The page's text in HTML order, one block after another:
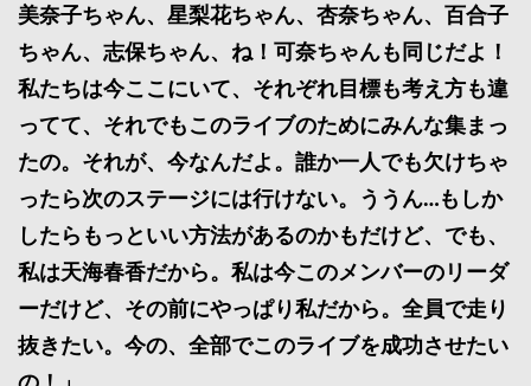
美奈子ちゃん、星梨花ちゃん、杏奈ちゃん、百合子
ちゃん、志保ちゃん、ね！可奈ちゃんも同じだよ！
私たちは今ここにいて、それぞれ目標も考え方も違
ってて、それでもこのライブのためにみんな集まっ
たの。それが、今なんだよ。誰か一人でも欠けちゃ
ったら次のステージには行けない。ううん…もしか
したらもっといい方法があるのかもだけど、でも、
私は天海春香だから。私は今このメンバーのリーダ
ーだけど、その前にやっぱり私だから。全員で走り
抜きたい。今の、全部でこのライブを成功させたい